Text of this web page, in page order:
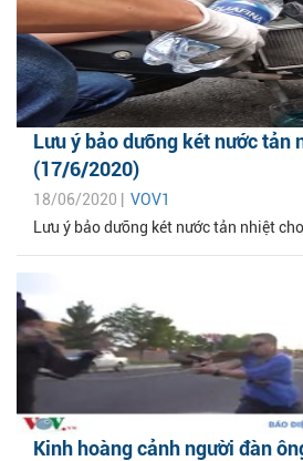
Lưu ý bảo dưỡng két nước tản
(17/6/2020)
18/06/2020 | VOV1
Lưu ý bảo dưỡng két nước tản nhiệt
Kinh hoàng cảnh người đàn